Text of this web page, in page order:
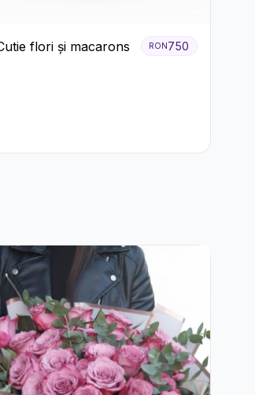
flori și macarons RON 750